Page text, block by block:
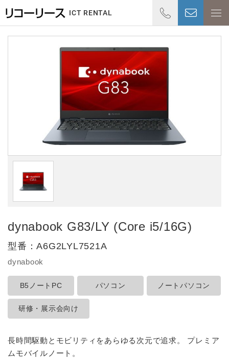
ICT RENTAL
受付
dynabook G83/LY (Core i5/16G)
型番：A6G2LYL7521A
dynabook
B5ノートPC パソコン ノートパソコン
研修・展示会向け
長時間駆動とモビリティをあらゆる次元で追求。 プレミア
ムモバイルノート。